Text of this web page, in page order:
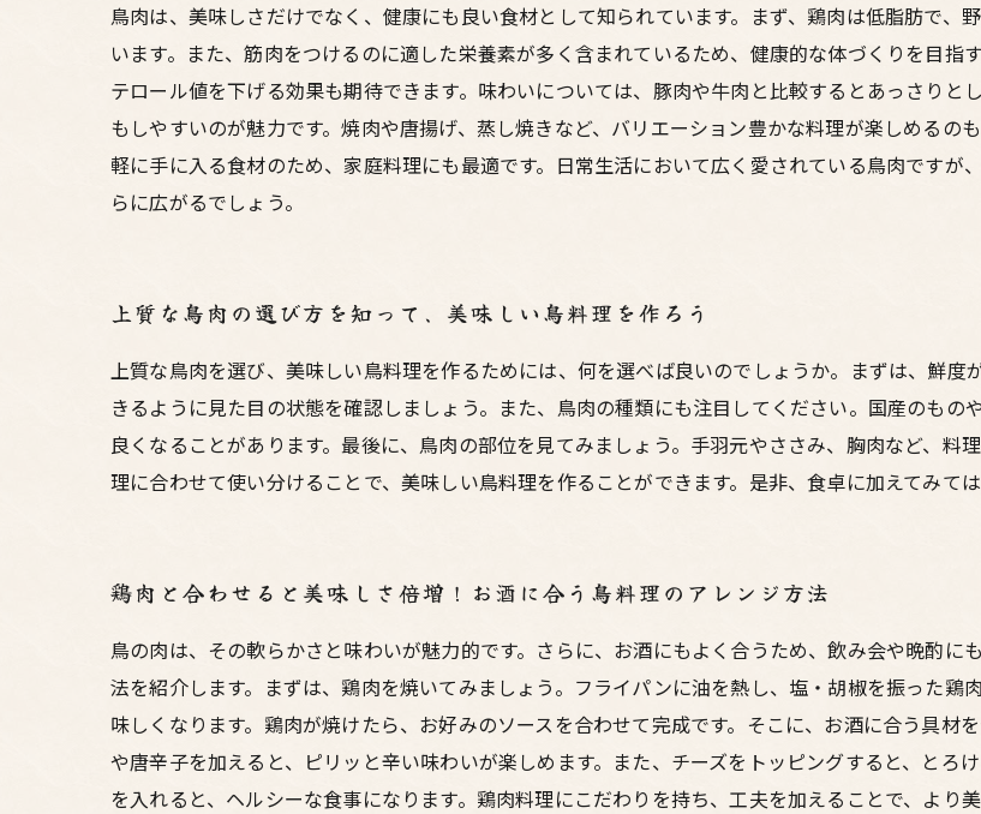
鳥肉は、美味しさだけでなく、健康にも良い食材として知られています。まず、鶏肉は低脂肪で、
います。また、筋肉をつけるのに適した栄養素が多く含まれているため、健康的な体づくりを目
テロール値を下げる効果も期待できます。味わいについては、豚肉や牛肉と比較するとあっさり
もしやすいのが魅力です。焼肉や唐揚げ、蒸し焼きなど、バリエーション豊かな料理が楽しめるの
軽に手に入る食材のため、家庭料理にも最適です。日常生活において広く愛されている鳥肉ですが
らに広がるでしょう。
上質な鳥肉の選び方を知って、美味しい鳥料理を作ろう
上質な鳥肉を選び、美味しい鳥料理を作るためには、何を選べば良いのでしょうか。まずは、鮮
きるように見た目の状態を確認しましょう。また、鳥肉の種類にも注目してください。国産のも
良くなることがあります。最後に、鳥肉の部位を見てみましょう。手羽元やささみ、胸肉など、料
理に合わせて使い分けることで、美味しい鳥料理を作ることができます。是非、食卓に加えてみては
鶏肉と合わせると美味しさ倍増！お酒に合う鳥料理のアレンジ方法
鳥の肉は、その軟らかさと味わいが魅力的です。さらに、お酒にもよく合うため、飲み会や晩酌に
法を紹介します。まずは、鶏肉を焼いてみましょう。フライパンに油を熱し、塩・胡椒を振った鶏
味しくなります。鶏肉が焼けたら、お好みのソースを合わせて完成です。そこに、お酒に合う具材
や唐辛子を加えると、ピリッと辛い味わいが楽しめます。また、チーズをトッピングすると、とろ
を入れると、ヘルシーな食事になります。鶏肉料理にこだわりを持ち、工夫を加えることで、より美